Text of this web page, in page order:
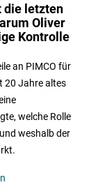
die letzten
Oliver
Kontrolle
an PIMCO für
20 Jahre altes
welche Rolle
weshalb der